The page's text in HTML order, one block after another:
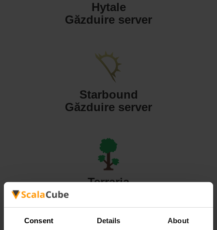
Consent Details About
Hytale
Găzduire server
Starbound
Găzduire server
Terraria
Găzduire server